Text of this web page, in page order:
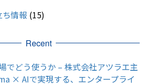
ち情報 (15)
Recent
でどう使うか – 株式会社アツラエ主
× AIで実現する、エンタープライ